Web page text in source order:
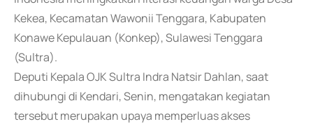
Kekea, Kecamatan Wawonii Tenggara, Kabupaten
Konawe Kepulauan (Konkep), Sulawesi Tenggara
(Sultra).
Deputi Kepala OJK Sultra Indra Natsir Dahlan, saat
dihubungi di Kendari, Senin, mengatakan kegiatan
tersebut merupakan upaya memperluas akses